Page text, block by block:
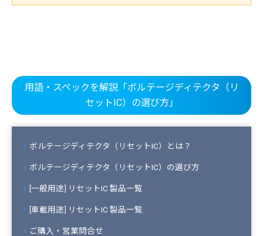
用語・スペックを解説「ボルテージディテクタ（リ
セットIC）の選び方」
ボルテージディテクタ（リセットIC）とは？
ボルテージディテクタ（リセットIC）の選び方
[一般用途] リセットIC 製品一覧
[車載用途] リセットIC 製品一覧
ご購入・営業問合せ